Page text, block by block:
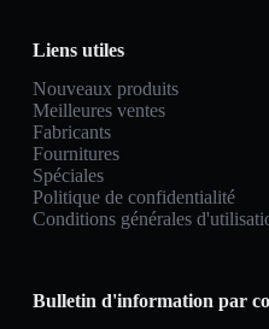
Liens utiles
Nouveaux produits
Meilleures ventes
Fabricants
Fournitures
Spéciales
Politique de confidentialité
Conditions générales
Bulletin d'information par